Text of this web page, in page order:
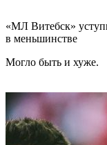
«МЛ Витебск»
в меньшинстве
Могло быть и хуже.